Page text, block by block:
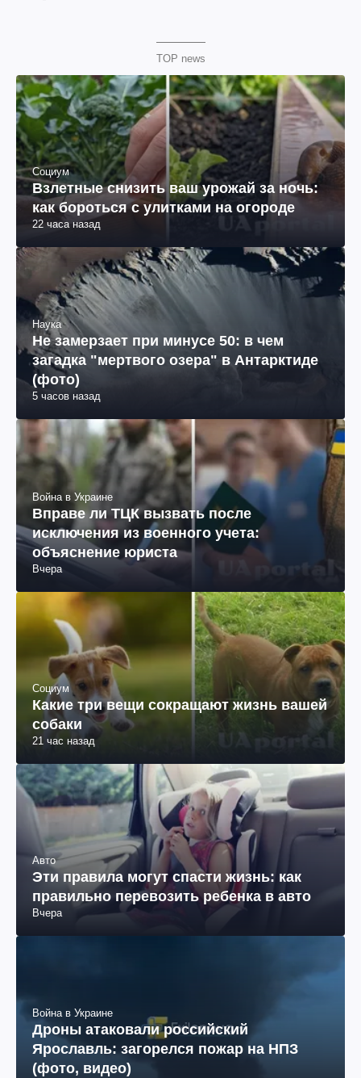
TOP news
Социум
Взлетные снизить ваш урожай за ночь:
как бороться с улитками на огороде
22 часа назад
Наука
Не замерзает при минусе 50: в чем
загадка "мертвого озера" в Антарктиде
(фото)
5 часов назад
Война в Украине
Вправе ли ТЦК вызвать после
исключения из военного учета:
объяснение юриста
Вчера
Социум
Какие три вещи сокращают жизнь вашей
собаки
21 час назад
Авто
Эти правила могут спасти жизнь: как
правильно перевозить ребенка в авто
Вчера
Война в Украине
Дроны атаковали российский
Ярославль: загорелся пожар на НПЗ
(фото, видео)